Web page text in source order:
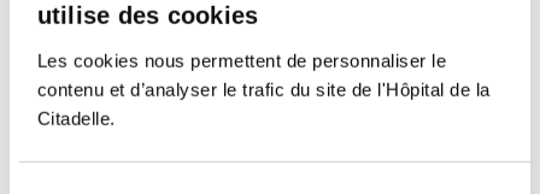
utilise des cookies
Les cookies nous permettent de personnaliser le
contenu et d’analyser le trafic du site de l'Hôpital de la
Citadelle.
Après-midi
Jeudi
Matin